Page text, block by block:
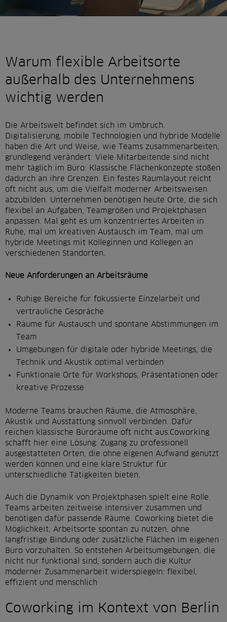
Warum flexible Arbeitsorte
außerhalb des Unternehmens
wichtig werden
Die Arbeitswelt befindet sich im Umbruch.
Digitalisierung, mobile Technologien und hybride Modelle
haben die Art und Weise, wie Teams zusammenarbeiten,
grundlegend verändert. Viele Mitarbeitende sind nicht
mehr täglich im Büro: Klassische Flächenkonzepte stoßen
dadurch an ihre Grenzen. Ein festes Raumlayout reicht
oft nicht aus, um die Vielfalt moderner Arbeitsweisen
abzubilden. Unternehmen benötigen heute Orte, die sich
flexibel an Aufgaben, Teamgrößen und Projektphasen
anpassen. Mal geht es um konzentriertes Arbeiten in
Ruhe, mal um kreativen Austausch im Team, mal um
hybride Meetings mit Kolleginnen und Kollegen an
verschiedenen Standorten.
Neue Anforderungen an Arbeitsräume
Ruhige Bereiche für fokussierte Einzelarbeit und
vertrauliche Gespräche
Räume für Austausch und spontane Abstimmungen im
Team
Umgebungen für digitale oder hybride Meetings, die
Technik und Akustik optimal verbinden
Funktionale Orte für Workshops, Präsentationen oder
kreative Prozesse
Moderne Teams brauchen Räume, die Atmosphäre,
Akustik und Ausstattung sinnvoll verbinden. Dafür
reichen klassische Büroräume oft nicht aus.Coworking
schafft hier eine Lösung: Zugang zu professionell
ausgestatteten Orten, die ohne eigenen Aufwand genutzt
werden können und eine klare Struktur für
unterschiedliche Tätigkeiten bieten.
Auch die Dynamik von Projektphasen spielt eine Rolle.
Teams arbeiten zeitweise intensiver zusammen und
benötigen dafür passende Räume. Coworking bietet die
Möglichkeit, Arbeitsorte spontan zu nutzen, ohne
langfristige Bindung oder zusätzliche Flächen im eigenen
Büro vorzuhalten. So entstehen Arbeitsumgebungen, die
nicht nur funktional sind, sondern auch die Kultur
moderner Zusammenarbeit widerspiegeln: flexibel,
effizient und menschlich
Coworking im Kontext von Berlin